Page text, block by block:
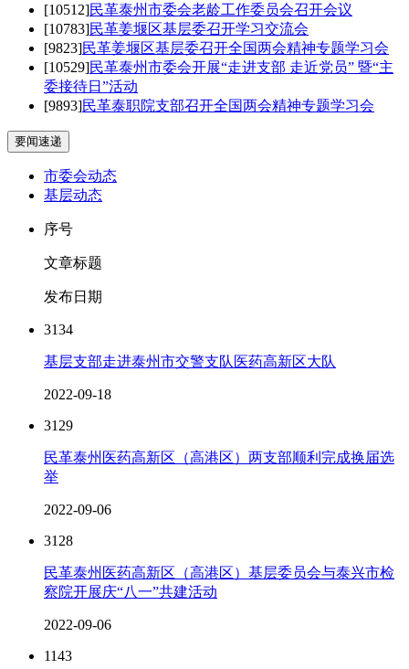
[10512]民革泰州市委会老龄工作委员会召开会议
[10783]民革姜堰区基层委召开学习交流会
[9823]民革姜堰区基层委召开全国两会精神专题学习会
[10529]民革泰州市委会开展“走进支部 走近党员” 暨“主
委接待日”活动
[9893]民革泰职院支部召开全国两会精神专题学习会
要闻速递
市委会动态
基层动态
序号
文章标题
发布日期
3134
基层支部走进泰州市交警支队医药高新区大队
2022-09-18
3129
民革泰州医药高新区（高港区）两支部顺利完成换届选
举
2022-09-06
3128
民革泰州医药高新区（高港区）基层委员会与泰兴市检
察院开展庆“八一”共建活动
2022-09-06
1143